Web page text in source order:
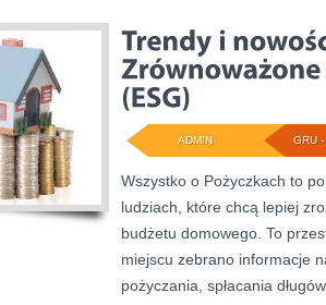
GRU
ADMIN
Wszystko o Pożyczkach to
ludziach, które chcą lepiej
budżetu domowego. To
miejscu zebrano informacje
pożyczania, spłacania